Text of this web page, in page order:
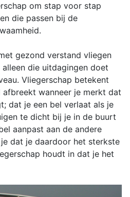
om stap voor stap
die passen bij de
gezond verstand vliegen
die uitdagingen doet
Vliegerschap betekent
wanneer je merkt dat
dat je een bel verlaat als je
te dicht bij je in de buurt
aanpast aan de andere
dat je daardoor het sterkste
houdt in dat je het